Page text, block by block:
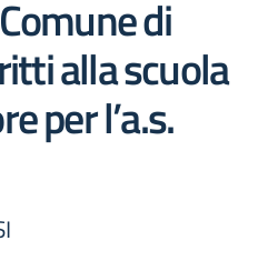
di
alla scuola
per l’a.s.